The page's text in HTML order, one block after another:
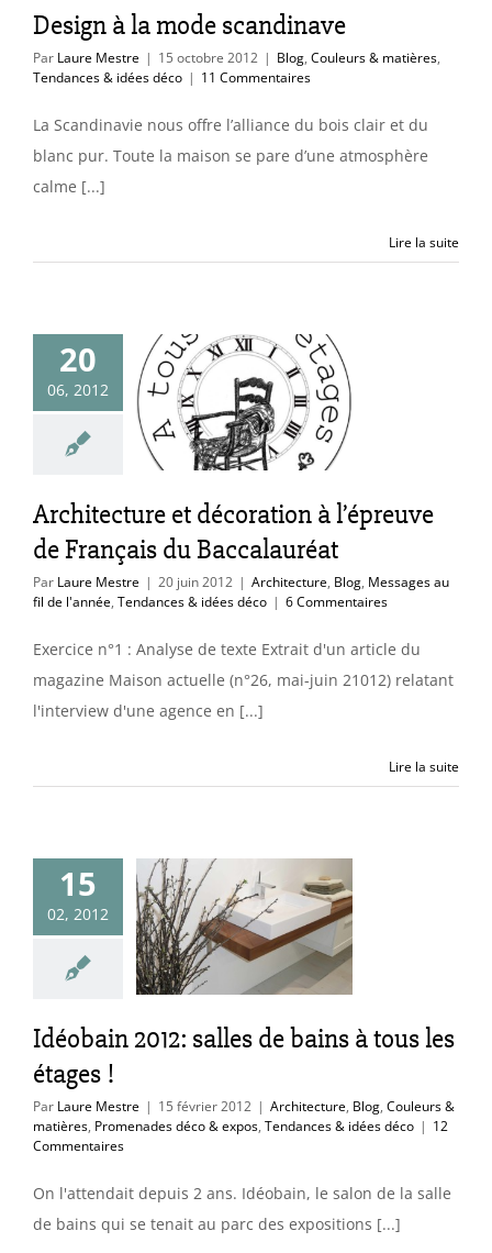
Design à la mode scandinave
Par Laure Mestre | 15 octobre 2012 | Blog, Couleurs & matières,
Tendances & idées déco | 11 Commentaires
La Scandinavie nous offre l’alliance du bois clair et du
blanc pur. Toute la maison se pare d’une atmosphère
calme [...]
Lire la suite
20
06, 2012
à
de
du
au fil de l'année
& idées déco
Architecture et décoration à l’épreuve
de Français du Baccalauréat
Par Laure Mestre | 20 juin 2012 | Architecture, Blog, Messages au
fil de l'année, Tendances & idées déco | 6 Commentaires
Exercice n°1 : Analyse de texte Extrait d'un article du
magazine Maison actuelle (n°26, mai-juin 21012) relatant
l'interview d'une agence en [...]
Lire la suite
15
02, 2012
2012:
de bains à
étages !
Couleurs
déco
Idéobain 2012: salles de bains à tous les
étages !
Par Laure Mestre | 15 février 2012 | Architecture, Blog, Couleurs &
matières, Promenades déco & expos, Tendances & idées déco | 12
Commentaires
On l'attendait depuis 2 ans. Idéobain, le salon de la salle
de bains qui se tenait au parc des expositions [...]